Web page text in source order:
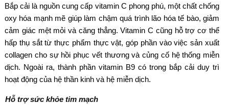
Bắp cải là nguồn cung cấp vitamin C phong phú, một chất chống
oxy hóa mạnh mẽ giúp làm chậm quá trình lão hóa tế bào, giảm
cảm giác mệt mỏi và căng thẳng. Vitamin C cũng hỗ trợ cơ thể
hấp thụ sắt từ thực phẩm thực vật, góp phần vào việc sản xuất
collagen cho sự hồi phục vết thương và củng cố hệ thống miễn
dịch. Ngoài ra, thành phần vitamin B9 có trong bắp cải duy trì
hoạt động của hệ thần kinh và hệ miễn dịch.
Hỗ trợ sức khỏe tim mạch